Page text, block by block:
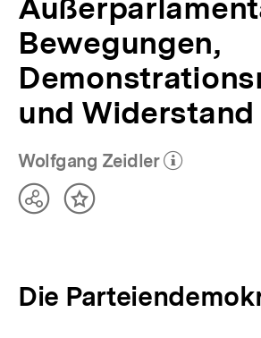
Bewegungen,
und Widerstand
Wolfgang Zeidler
(Mehr zum Autor)
TeilenInhalt
Die